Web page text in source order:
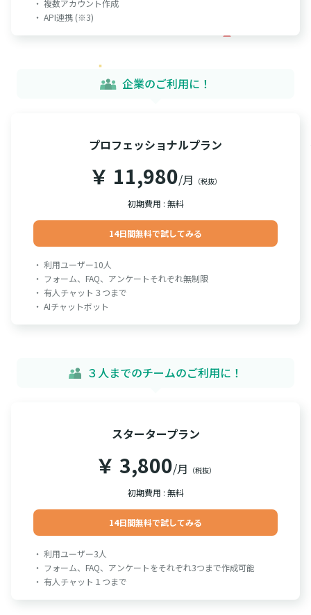
・ 複数アカウント作成
・ API連携 (※3)
企業のご利用に！
プロフェッショナルプラン
￥ 11,980/月 （税抜）
初期費用 : 無料
14日間無料で試してみる
・ 利用ユーザー10人
・ フォーム、FAQ、アンケートそれぞれ無制限
・ 有人チャット３つまで
・ AIチャットボット
３人までのチームのご利用に！
スタータープラン
￥ 3,800/月 （税抜）
初期費用 : 無料
14日間無料で試してみる
・ 利用ユーザー3人
・ フォーム、FAQ、アンケートをそれぞれ3つまで作成可能
・ 有人チャット１つまで